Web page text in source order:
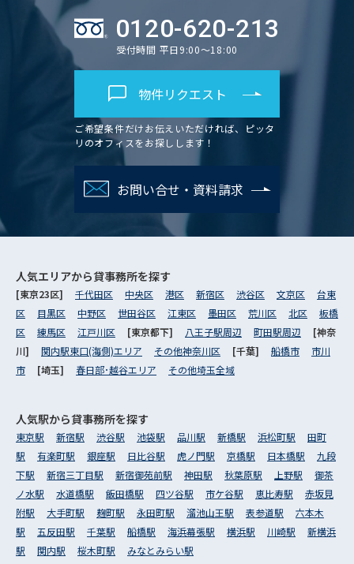
0120-620-213
受付時間 平日9:00～18:00
物件リクエスト
ご希望条件だけお伝えいただければ、ピッタ
リのオフィスをお探しします！
お問い合せ・資料請求
人気エリアから貸事務所を探す
[東京23区] 千代田区 中央区 港区 新宿区 渋谷区 文京区
台東
区
目黒区 中野区 世田谷区 江東区 墨田区 荒川区 北区
板橋
区
練馬区 江戸川区 [東京都下] 八王子駅周辺 町田駅周辺
[神奈
川] 関内駅東口(海側)エリア その他神奈川区 [千葉] 船橋市
市川
市
[埼玉] 春日部･越谷エリア その他埼玉全域
人気駅から貸事務所を探す
東京駅 新宿駅 渋谷駅 池袋駅 品川駅 新橋駅 浜松町駅
田町
駅
有楽町駅 銀座駅 日比谷駅 虎ノ門駅 京橋駅 日本橋駅
九段
下駅
新宿三丁目駅 新宿御苑前駅 神田駅 秋葉原駅 上野駅
御茶
ノ水駅
水道橋駅 飯田橋駅 四ツ谷駅 市ケ谷駅 恵比寿駅
赤坂見
附駅
大手町駅 麹町駅 永田町駅 溜池山王駅 表参道駅
六本木
駅
五反田駅 千葉駅 船橋駅 海浜幕張駅 横浜駅 川崎駅
新横浜
駅
関内駅 桜木町駅 みなとみらい駅